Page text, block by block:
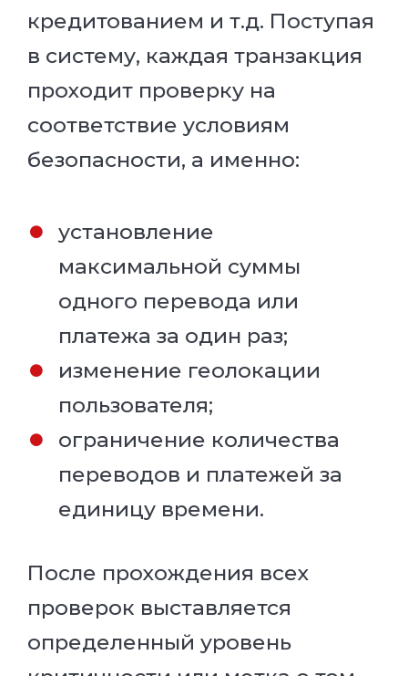
кредитованием и т.д. Поступая
в систему, каждая транзакция
проходит проверку на
соответствие условиям
безопасности, а именно:
установление
максимальной суммы
одного перевода или
платежа за один раз;
изменение геолокации
пользователя;
ограничение количества
переводов и платежей за
единицу времени.
После прохождения всех
проверок выставляется
определенный уровень